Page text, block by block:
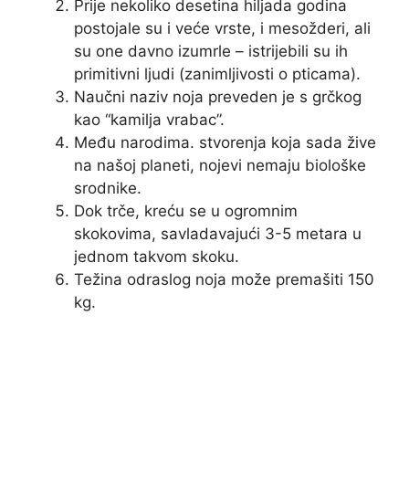
Prije nekoliko desetina hiljada godina
postojale su i veće vrste, i mesožderi, ali
su one davno izumrle – istrijebili su ih
primitivni ljudi (zanimljivosti o pticama).
Naučni naziv noja preveden je s grčkog
kao “kamilja vrabac”.
Među narodima. stvorenja koja sada žive
na našoj planeti, nojevi nemaju biološke
srodnike.
Dok trče, kreću se u ogromnim
skokovima, savladavajući 3-5 metara u
jednom takvom skoku.
Težina odraslog noja može premašiti 150
kg.